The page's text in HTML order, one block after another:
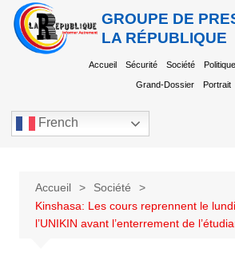
GROUPE DE
LA RÉPUBLIQUE
Accueil Sécurité Société Politique
Grand-Dossier Portrait
French
Accueil
Société
Kinshasa: Les cours reprennent le
l’UNIKIN avant l’enterrement de